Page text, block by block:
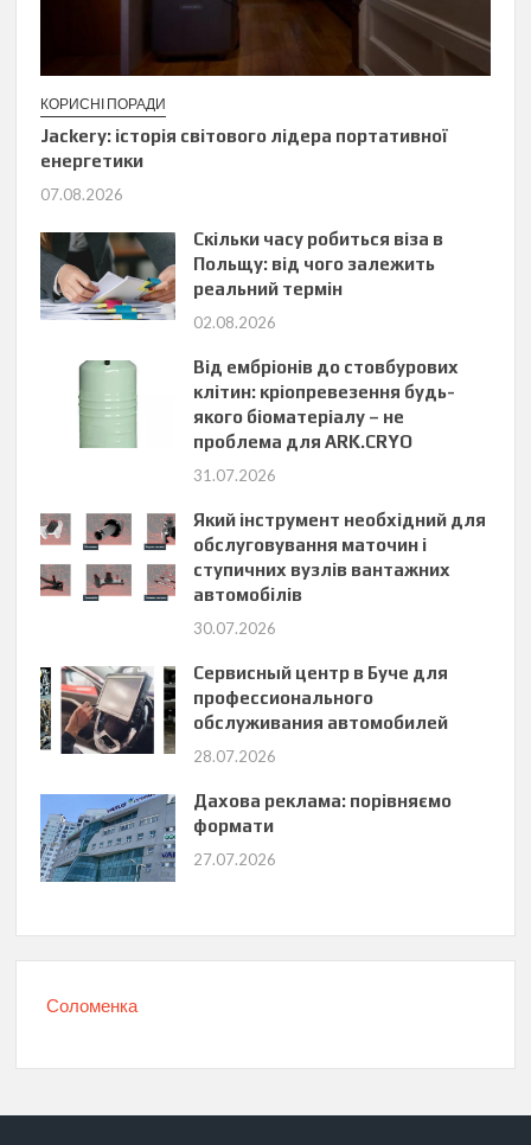
КОРИСНІ ПОРАДИ
Jackery: історія світового лідера портативної
енергетики
07.08.2026
Скільки часу робиться віза в
Польщу: від чого залежить
реальний термін
02.08.2026
Від ембріонів до стовбурових
клітин: кріопревезення будь-
якого біоматеріалу – не
проблема для ARK.CRYO
31.07.2026
Який інструмент необхідний для
обслуговування маточин і
ступичних вузлів вантажних
автомобілів
30.07.2026
Сервисный центр в Буче для
профессионального
обслуживания автомобилей
28.07.2026
Дахова реклама: порівняємо
формати
27.07.2026
Соломенка